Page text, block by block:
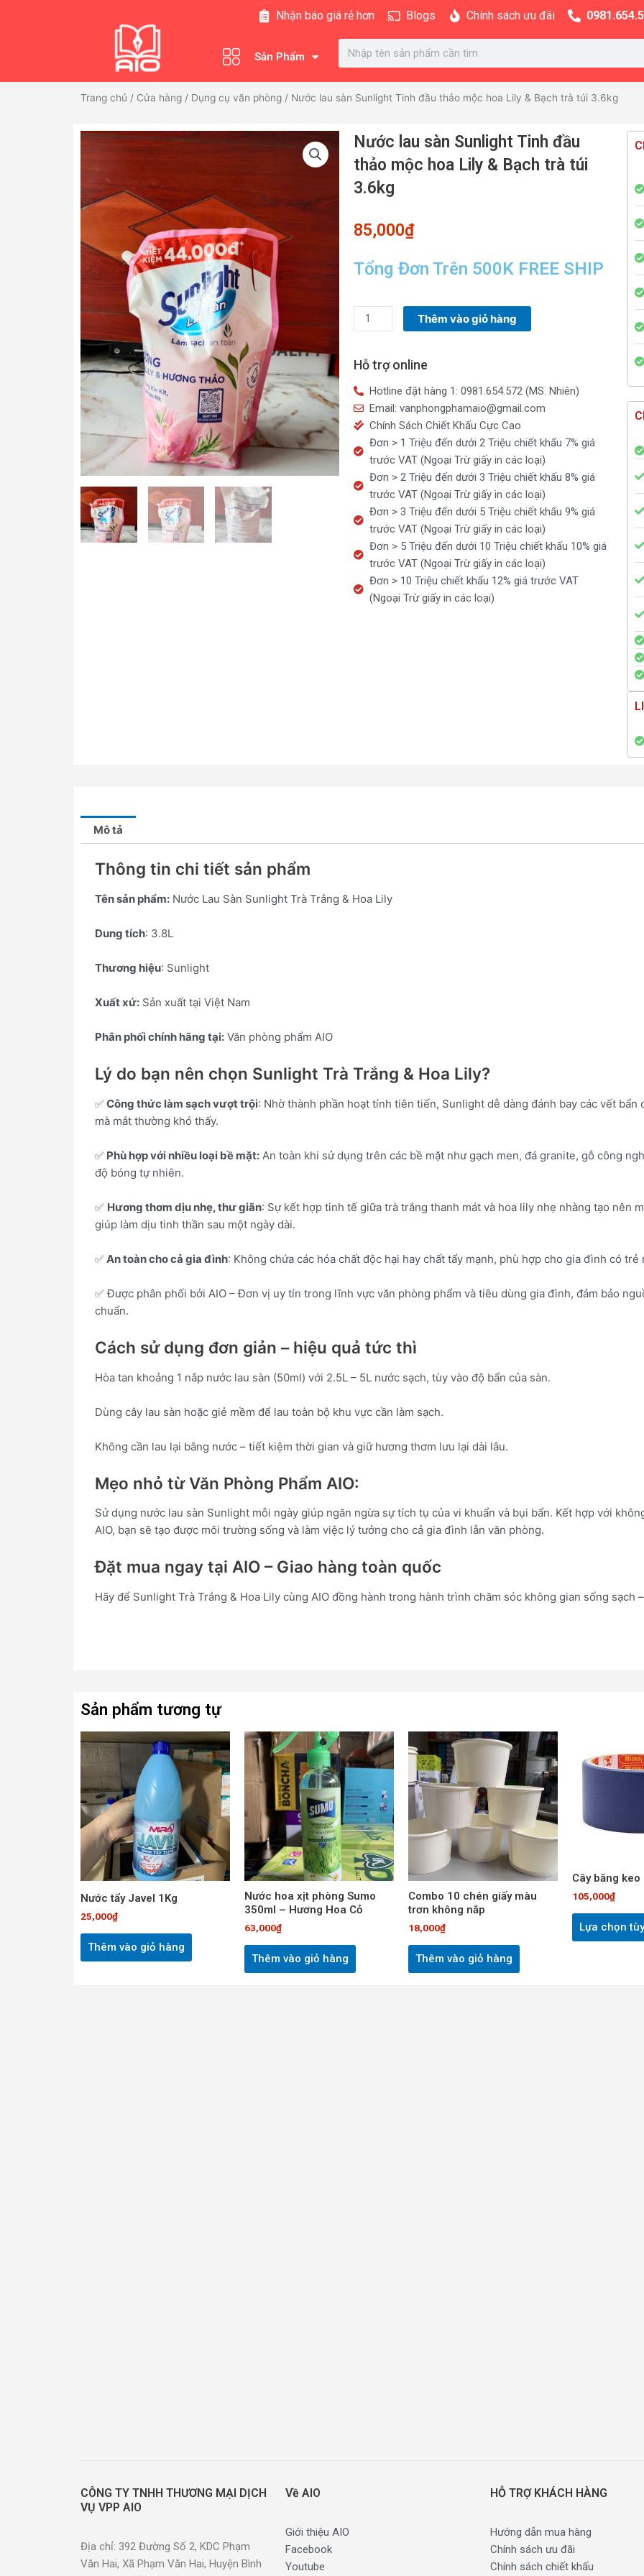
Nhận báo giá rẻ hơn Blogs Chính sách ưu đãi
Sản Phẩm
Search
Trang chủ / Cửa hàng / Dụng cụ văn phòng / Nước lau sàn Sunlight Tinh đầu thảo mộc hoa Lily & Bạch trà túi 3.6kg
Nước lau sàn Sunlight Tinh đầu
thảo mộc hoa Lily & Bạch trà túi
3.6kg
85,000₫
Tổng Đơn Trên 500K FREE SHIP
Nước
lau
Sunlight
Tinh
đầu
thảo
mộc
hoa
&
trà
3.6kg
lượng
Thêm vào giỏ hàng
Hỗ trợ online
Hotline đặt hàng 1: 0981.654.572 (MS. Nhiên)
Email: vanphongphamaio@gmail.com
Chính Sách Chiết Khấu Cực Cao
Đơn > 1 Triệu đến dưới 2 Triệu chiết khấu 7% giá
trước VAT (Ngoại Trừ giấy in các loại)
Đơn > 2 Triệu đến dưới 3 Triệu chiết khấu 8% giá
trước VAT (Ngoại Trừ giấy in các loại)
Đơn > 3 Triệu đến dưới 5 Triệu chiết khấu 9% giá
trước VAT (Ngoại Trừ giấy in các loại)
Đơn > 5 Triệu đến dưới 10 Triệu chiết khấu 10% giá
trước VAT (Ngoại Trừ giấy in các loại)
Đơn > 10 Triệu chiết khấu 12% giá trước VAT
(Ngoại Trừ giấy in các loại)
Mô tả
Thông tin chi tiết sản phẩm
Tên sản phẩm: Nước Lau Sàn Sunlight Trà Trắng & Hoa Lily
Dung tích: 3.8L
Thương hiệu: Sunlight
Xuất xứ: Sản xuất tại Việt Nam
Phân phối chính hãng tại: Văn phòng phẩm AIO
Lý do bạn nên chọn Sunlight Trà Trắng & Hoa Lily?
✅Công thức làm sạch vượt trội: Nhờ thành phần hoạt tính tiên tiến, Sunlight dễ dàng đánh bay các vết bẩn
mà mắt thường khó thấy.
✅ Phù hợp với nhiều loại bề mặt: An toàn khi sử dụng trên các bề mặt như gạch men, đá granite, gỗ công
độ bóng tự nhiên.
✅ Hương thơm dịu nhẹ, thư giãn: Sự kết hợp tinh tế giữa trà trắng thanh mát và hoa lily nhẹ nhàng tạo nên
giúp làm dịu tinh thần sau một ngày dài.
✅An toàn cho cả gia đình: Không chứa các hóa chất độc hại hay chất tẩy mạnh, phù hợp cho gia đình có
✅ Được phân phối bởi AIO – Đơn vị uy tín trong lĩnh vực văn phòng phẩm và tiêu dùng gia đình, đảm bảo
chuẩn.
Cách sử dụng đơn giản – hiệu quả tức thì
Hòa tan khoảng 1 nắp nước lau sàn (50ml) với 2.5L – 5L nước sạch, tùy vào độ bẩn của sàn.
Dùng cây lau sàn hoặc giẻ mềm để lau toàn bộ khu vực cần làm sạch.
Không cần lau lại bằng nước – tiết kiệm thời gian và giữ hương thơm lưu lại dài lâu.
Mẹo nhỏ từ Văn Phòng Phẩm AIO:
Sử dụng nước lau sàn Sunlight mỗi ngày giúp ngăn ngừa sự tích tụ của vi khuẩn và bụi bẩn. Kết hợp với
AIO, bạn sẽ tạo được môi trường sống và làm việc lý tưởng cho cả gia đình lẫn văn phòng.
Đặt mua ngay tại AIO – Giao hàng toàn quốc
Hãy để Sunlight Trà Trắng & Hoa Lily cùng AIO đồng hành trong hành trình chăm sóc không gian sống sạch
Sản phẩm tương tự
Nước tẩy Javel 1Kg
25,000₫
Thêm vào giỏ hàng
Nước hoa xịt phòng Sumo
350ml – Hương Hoa Cỏ
63,000₫
Thêm vào giỏ hàng
Combo 10 chén giấy màu
trơn không nắp
18,000₫
Thêm vào giỏ hàng
Cây băng
105,000₫
Lựa chọn
CÔNG TY TNHH THƯƠNG MẠI DỊCH
VỤ VPP AIO
Địa chỉ: 392 Đường Số 2, KDC Phạm
Văn Hai, Xã Phạm Văn Hai, Huyện Bình
Về AIO
Giới thiệu AIO
Facebook
Youtube
HỖ TRỢ KHÁCH HÀNG
Hướng dẫn mua hàng
Chính sách ưu đãi
Chính sách chiết khấu